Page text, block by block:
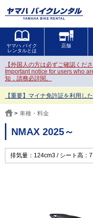
ヤマハ バイク
レンタルとは
店舗
【外国人の方は必ずご確認くださ
Important notice for users who
知，請務必詳閱。
【重要】マイナ免許証を利用し
車種・料金
NMAX 2025～
排気量：124cm3 シート高：